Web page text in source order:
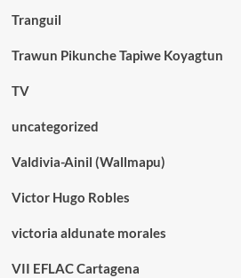
Tranguil
Trawun Pikunche Tapiwe Koyagtun
TV
uncategorized
Valdivia-Ainil (Wallmapu)
Victor Hugo Robles
victoria aldunate morales
VII EFLAC Cartagena